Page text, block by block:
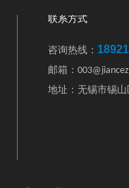
联系方式
咨询热线：
邮箱：
地址：无锡市锡